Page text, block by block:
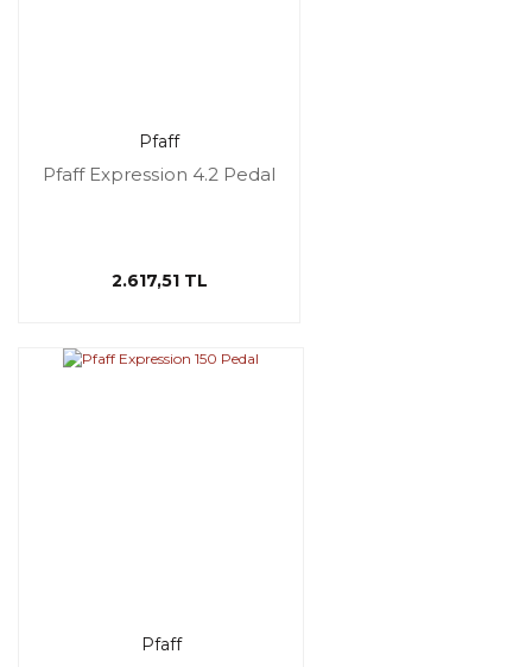
Pfaff
Pfaff Expression 4.2 Pedal
2.617,51 TL
Pfaff